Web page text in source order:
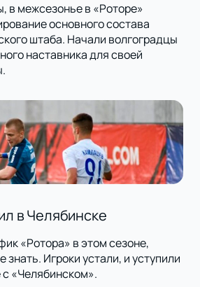
в межсезонье в «Роторе»
основного состава
штаба. Начали волгоградцы
наставника для своей
в Челябинске
«Ротора» в этом сезоне,
знать. Игроки устали, и уступили
«Челябинском».